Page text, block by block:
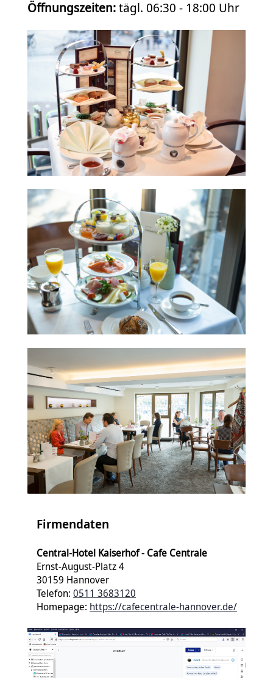
Öffnungszeiten:tägl. 06:30 - 18:00 Uhr
Firmendaten
Central-Hotel Kaiserhof - Cafe Centrale
Ernst-August-Platz 4
30159 Hannover
Telefon: 0511 3683120
Homepage: https://cafecentrale-hannover.de/